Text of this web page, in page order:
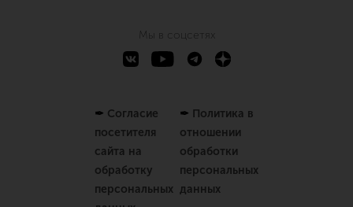
Мы в соцсетях
✒ Согласие
посетителя
сайта на
обработку
персональных
✒ Политика в
отношении
обработки
персональных
данных